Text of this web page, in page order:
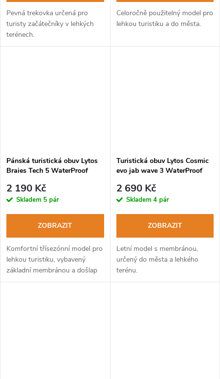
Pevná trekovka určená pro
turisty začátečníky v lehkých
terénech.
Celoročně použitelný model pro
lehkou turistiku a do města.
Pánská turistická obuv Lytos
Braies Tech 5 WaterProof
2 190 Kč
Skladem 5 pár
ZOBRAZIT
Komfortní třísezónní model pro
lehkou turistiku, vybavený
základní membránou a došlap
tlumící podešví Vibram.
Turistická obuv Lytos Cosmic
evo jab wave 3 WaterProof
2 690 Kč
Skladem 4 pár
ZOBRAZIT
Letní model s membránou,
určený do města a lehkého
terénu.